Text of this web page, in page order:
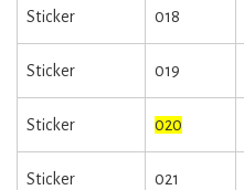
Sticker 018
Sticker 019
Sticker 020
Sticker 021